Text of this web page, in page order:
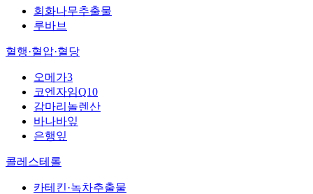
회화나무추출물
루바브
혈행·혈압·혈당
오메가3
코엔자임Q10
감마리놀렌산
바나바잎
은행잎
콜레스테롤
카테킨·녹차추출물